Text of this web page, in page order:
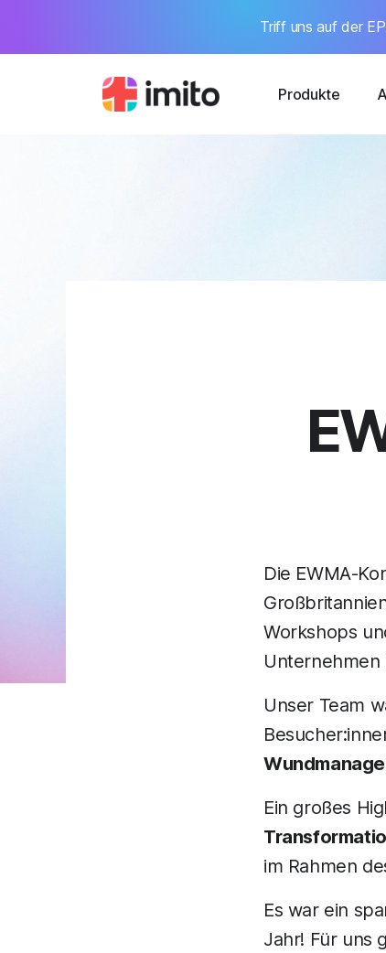
Triff uns auf der
Produkte
Die EWMA-
Workshops
Unternehmen
Unser Team
Ein großes
im Rahmen
Es war ein
Jahr! Für uns